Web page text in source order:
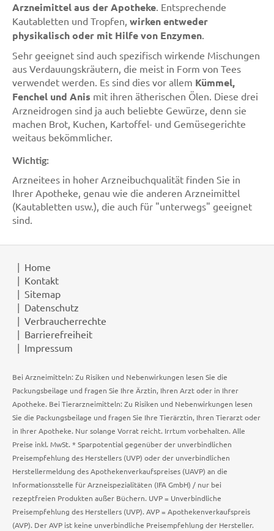
Arzneimittel aus der Apotheke. Entsprechende
Kautabletten und Tropfen, wirken entweder
physikalisch oder mit Hilfe von Enzymen.
Sehr geeignet sind auch spezifisch wirkende Mischungen
aus Verdauungskräutern, die meist in Form von Tees
verwendet werden. Es sind dies vor allem Kümmel,
Fenchel und Anis mit ihren ätherischen Ölen. Diese drei
Arzneidrogen sind ja auch beliebte Gewürze, denn sie
machen Brot, Kuchen, Kartoffel- und Gemüsegerichte
weitaus bekömmlicher.
Wichtig:
Arzneitees in hoher Arzneibuchqualität finden Sie in
Ihrer Apotheke, genau wie die anderen Arzneimittel
(Kautabletten usw.), die auch für "unterwegs" geeignet
sind.
Home
Kontakt
Sitemap
Datenschutz
Verbraucherrechte
Barrierefreiheit
Impressum
Bei Arzneimitteln: Zu Risiken und Nebenwirkungen lesen Sie die
Packungsbeilage und fragen Sie Ihre Ärztin, Ihren Arzt oder in Ihrer
Apotheke. Bei Tierarzneimitteln: Zu Risiken und Nebenwirkungen lesen
Sie die Packungsbeilage und fragen Sie Ihre Tierärztin, Ihren Tierarzt oder
in Ihrer Apotheke. Nur solange Vorrat reicht. Irrtum vorbehalten. Alle
Preise inkl. MwSt. * Sparpotential gegenüber der unverbindlichen
Preisempfehlung des Herstellers (UVP) oder der unverbindlichen
Herstellermeldung des Apothekenverkaufspreises (UAVP) an die
Informationsstelle für Arzneispezialitäten (IFA GmbH) / nur bei
rezeptfreien Produkten außer Büchern. UVP = Unverbindliche
Preisempfehlung des Herstellers (UVP). AVP = Apothekenverkaufspreis
(AVP). Der AVP ist keine unverbindliche Preisempfehlung der Hersteller.